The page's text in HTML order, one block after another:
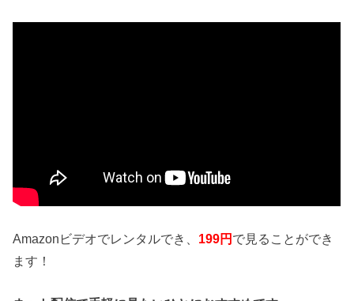
Amazonビデオでレンタルでき、 199円 で見ることができ
ます！